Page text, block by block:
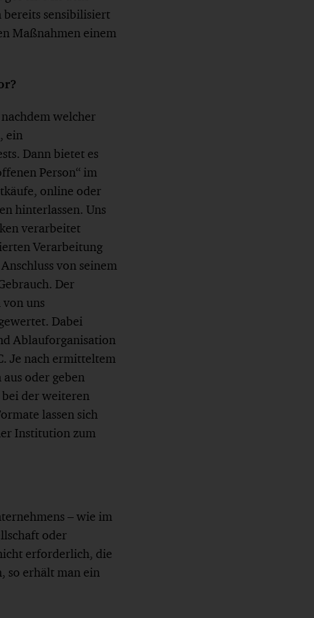
bereits sensibilisiert
Maßnahmen einem
welcher
ein
Dann bietet es
Person“ im
online oder
hinterlassen. Uns
verarbeitet
Verarbeitung
von seinem
Der
uns
Dabei
Ablauforganisation
Je nach ermitteltem
oder geben
der weiteren
lassen sich
Institution zum
– wie im
oder
erforderlich, die
so erhält man ein